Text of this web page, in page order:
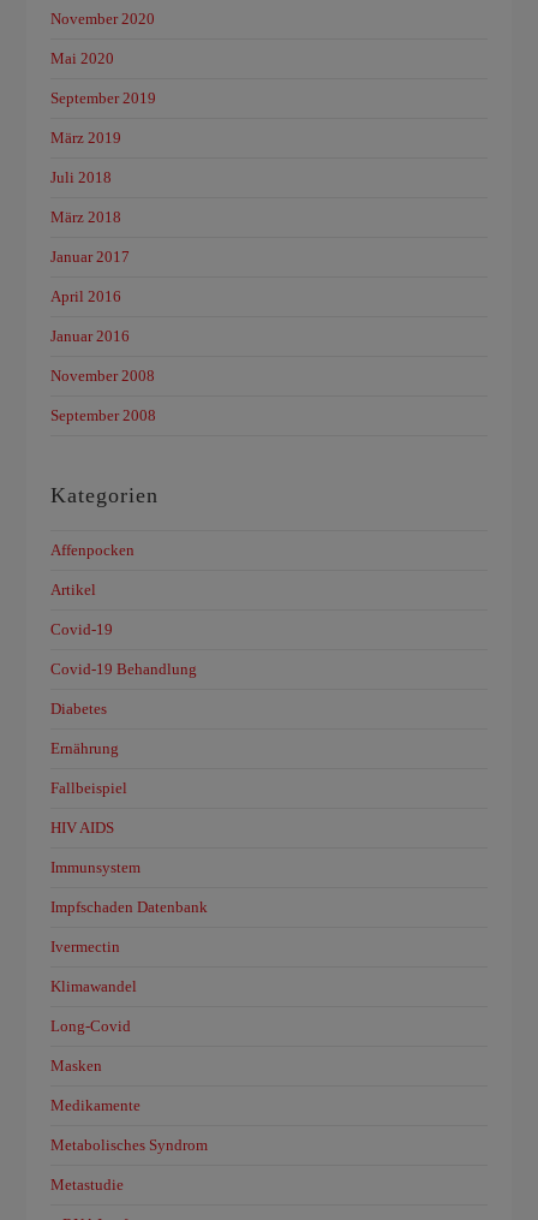
November 2020
Mai 2020
September 2019
März 2019
Juli 2018
März 2018
Januar 2017
April 2016
Januar 2016
November 2008
September 2008
Kategorien
Affenpocken
Artikel
Covid-19
Covid-19 Behandlung
Diabetes
Ernährung
Fallbeispiel
HIV AIDS
Immunsystem
Impfschaden Datenbank
Ivermectin
Klimawandel
Long-Covid
Masken
Medikamente
Metabolisches Syndrom
Metastudie